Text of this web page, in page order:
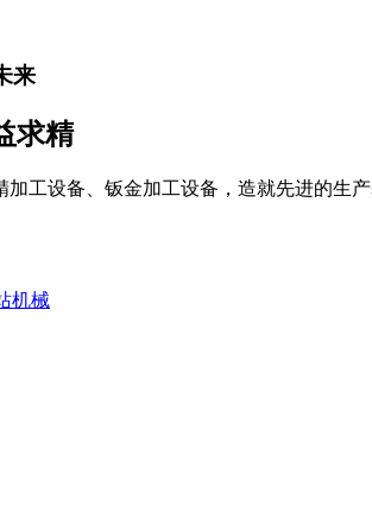
来
求精
加工设备、钣金加工设备，造就先进的生